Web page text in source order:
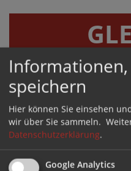
speichern
Hier können Sie einsehen
wir über Sie sammeln.
Datenschutzerklärung.
Google Analytics